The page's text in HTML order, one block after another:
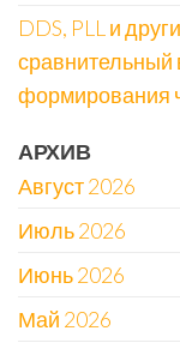
DDS, PLL и
сравнительный
формирования
АРХИВ
Август 2026
Июль 2026
Июнь 2026
Май 2026